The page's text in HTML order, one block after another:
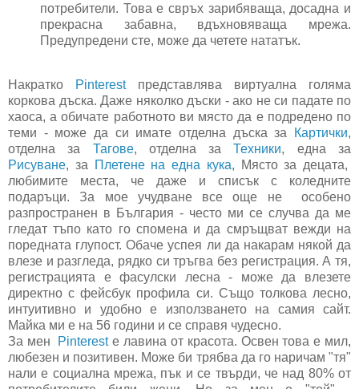
потребители. Това е свръх зарибяваща, досадна и
прекрасна забавна, вдъхновяваща мрежа.
Предупредени сте, може да четете нататък.
Накратко Pinterestпредставлява виртуална голяма
коркова дъска. Даже няколко дъски - ако не си падате по
хаоса, а обичате работното ви място да е подредено по
теми - може да си имате отделна дъска за
Картички,
отделна за Тагове, отделна за Техники, една за
Рисуване, за Плетене на една кука, Място за децата,
любимите места, че даже и списък с коледните
подаръци. За мое учудване все още не особено
разпространен в България - често ми се случва да ме
гледат тъпо като го спомена и да смръщват вежди на
поредната глупост. Обаче успея ли да накарам някой да
влезе и разгледа, рядко си тръгва без регистрация. А тя,
регистрацията е фасулски лесна - може да влезете
директно с фейсбук профила си. Също толкова лесно,
интуитивно и удобно е използването на самия сайт.
Майка ми е на 56 години и се справя чудесно.
За мен Pinterestе лавина от красота. Освен това е мил,
любезен и позитивен. Може би трябва да го наричам "тя"
нали е социална мрежа, пък и се твърди, че над 80% от